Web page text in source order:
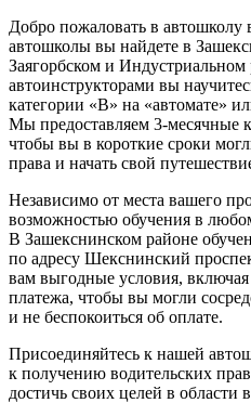
Добро пожаловать в автошколу
автошколы вы найдете в
Заягорбском и
автоинструкторами вы
категории «B» на «автомате»
Мы предоставляем 3-месячные
чтобы вы в короткие сроки
права и начать свой
Независимо от места вашего
возможностью обучения в
В Зашекснинском районе
по адресу Шекснинский
вам выгодные условия,
платежа, чтобы вы могли
и не беспокоиться об оплате.
Присоединяйтесь к нашей
к получению водительских
достичь своих целей в области